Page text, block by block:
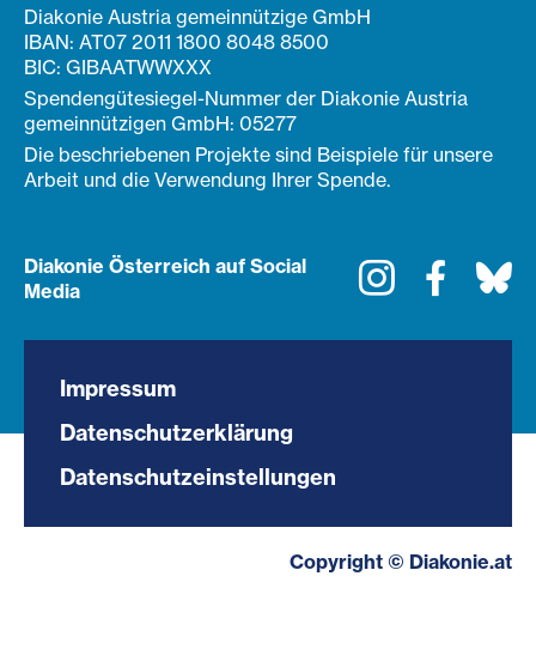
Diakonie Austria gemeinnützige GmbH
IBAN: AT07 2011 1800 8048 8500
BIC: GIBAATWWXXX
Spendengütesiegel-Nummer der Diakonie Austria
gemeinnützigen GmbH: 05277
Die beschriebenen Projekte sind Beispiele für unsere
Arbeit und die Verwendung Ihrer Spende.
Diakonie Österreich auf Social
Media
Instagram
Impressum
Datenschutzerklärung
Datenschutzeinstellungen
Copyright © Diakonie.at